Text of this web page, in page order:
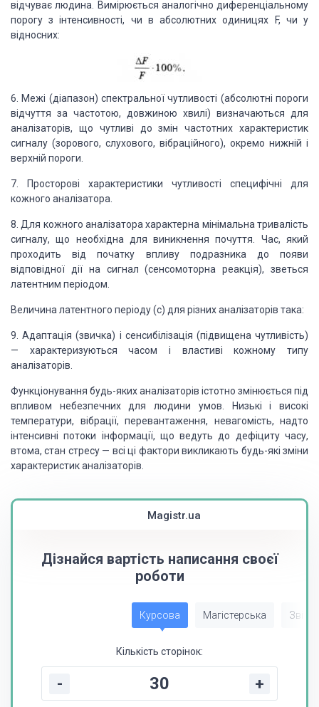
відчуває людина. Вимірюється аналогічно диференціальному
порогу з інтенсивності, чи в абсолютних одиницях F, чи у
відносних:
6. Межі (діапазон) спектральної чутливості (абсолютні пороги
відчуття за частотою, довжиною хвилі) визначаються для
аналізаторів, що чутливі до змін частотних характеристик
сигналу (зорового, слухового, вібраційного), окремо нижній і
верхній пороги.
7. Просторові характеристики чутливості специфічні для
кожного аналізатора.
8. Для кожного аналізатора характерна мінімальна тривалість
сигналу, що необхідна для виникнення почуття. Час, який
проходить від початку впливу подразника до появи
відповідної дії на сигнал (сенсомоторна реакція), зветься
латентним періодом.
Величина латентного періоду (с) для різних аналізаторів така:
9. Адаптація (звичка) і сенсибілізація (підвищена чутливість)
— характеризуються часом і властиві кожному типу
аналізаторів.
Функціонування будь-яких аналізаторів істотно змінюється під
впливом небезпечних для людини умов. Низькі і високі
температури, вібрації, перевантаження, невагомість, надто
інтенсивні потоки інформації, що ведуть до дефіциту часу,
втома, стан стресу — всі ці фактори викликають будь-які зміни
характеристик аналізаторів.
Magistr.ua
Дізнайся вартість написання своєї
роботи
Курсова Магістерська Звіт
Кількість сторінок:
- +